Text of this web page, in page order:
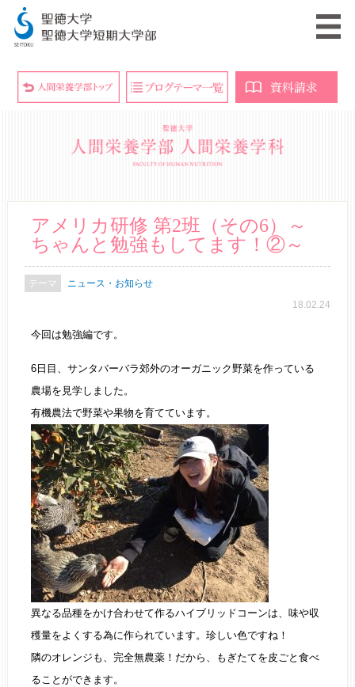
アメリカ研修 第2班（その6）～
ちゃんと勉強もしてます！②～
ニュース・お知らせ
18.02.24
今回は勉強編です。
6日目、サンタバーバラ郊外のオーガニック野菜を作っている
農場を見学しました。
有機農法で野菜や果物を育てています。
異なる品種をかけ合わせて作るハイブリッドコーンは、味や収
穫量をよくする為に作られています。珍しい色ですね！
隣のオレンジも、完全無農薬！だから、もぎたてを皮ごと食べ
ることができます。